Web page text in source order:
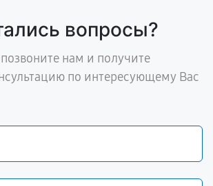
вопросы?
нам и получите
по интересующему Вас